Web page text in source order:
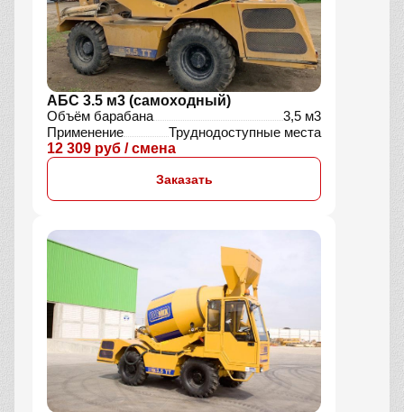
АБС 3.5 м3 (самоходный)
Объём барабана
3,5 м3
Применение
Труднодоступные места
12 309 руб / смена
Заказать